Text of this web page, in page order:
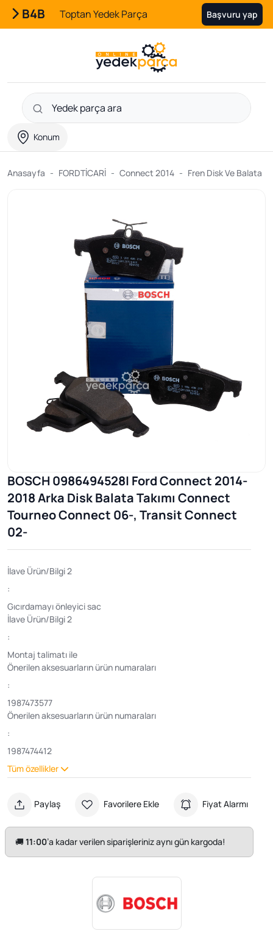
B4B Toptan Yedek Parça Başvuru yap
Konum
Anasayfa FORDTİCARİ Connect 2014 Fren Disk Ve Balata
BOSCH 0986494528| Ford Connect 2014-
2018 Arka Disk Balata Takımı Connect
Tourneo Connect 06-, Transit Connect
02-
İlave Ürün/Bilgi 2
:
Gıcırdamayı önleyici sac
İlave Ürün/Bilgi 2
:
Montaj talimatı ile
Önerilen aksesuarların ürün numaraları
:
1987473577
Önerilen aksesuarların ürün numaraları
:
1987474412
Tüm özellikler
Paylaş Favorilere Ekle Fiyat Alarmı
🚚11:00’a kadar verilen siparişleriniz aynı gün kargoda!